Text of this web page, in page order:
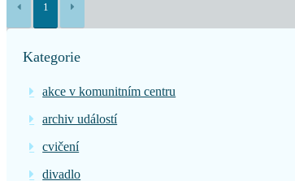
1
Kategorie
akce v komunitním centru
archiv událostí
cvičení
divadlo